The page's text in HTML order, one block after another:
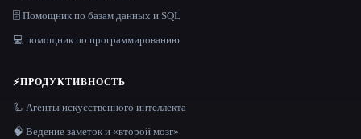
🗄️ Помощник по базам данных и SQL
💻 помощник по программированию
⚡ПРОДУКТИВНОСТЬ
🦾 Агенты искусственного интеллекта
🧠 Ведение заметок и «второй мозг»